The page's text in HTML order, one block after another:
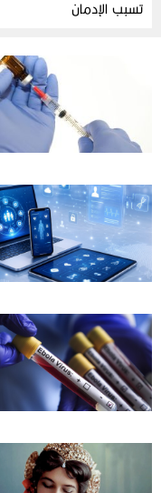
تسبب الإدمان